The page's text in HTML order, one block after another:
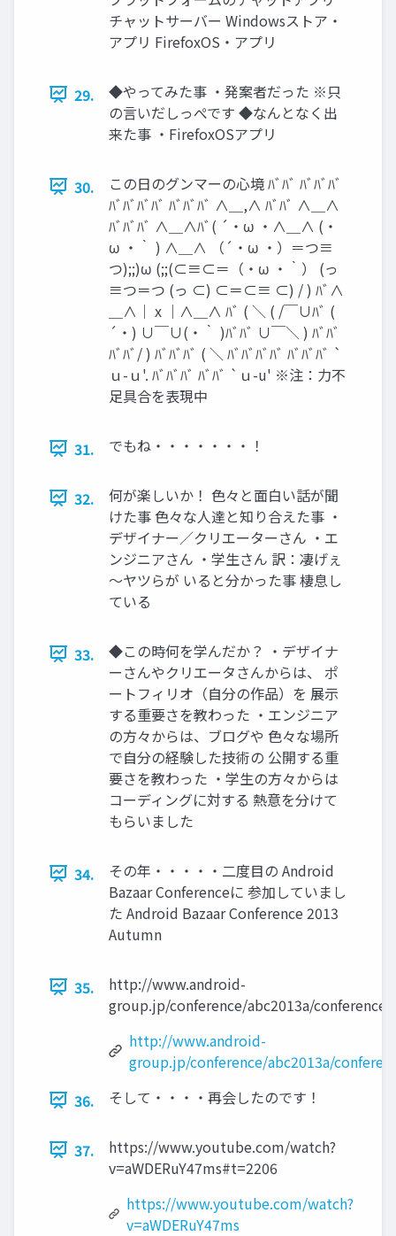
チャットサーバー Windowsストア・
アプリ FirefoxOS・アプリ
29.
◆やってみた事 ・発案者だった ※只
の言いだしっぺです ◆なんとなく出
来た事 ・FirefoxOSアプリ
30.
この日のグンマーの心境 ﾊﾞﾊﾞ ﾊﾞﾊﾞﾊﾞ
ﾊﾞﾊﾞﾊﾞﾊﾞ ﾊﾞﾊﾞﾊﾞ ∧＿,∧ ﾊﾞﾊﾞ ∧＿∧
ﾊﾞﾊﾞﾊﾞ ∧＿∧ﾊﾞ( ´・ω ・∧＿∧ (・
ω ・｀ ) ∧＿∧ （´・ω ・）＝つ≡
つ);;)ω (;;(⊂≡⊂＝（・ω ・｀） (っ
≡つ＝つ (っ ⊂) ⊂＝⊂≡ ⊂) / ) ﾊﾞ∧
＿∧｜ x ｜∧＿∧ ﾊﾞ ( ＼ ( /￣∪ﾊﾞ (
´・) ∪￣∪(・｀ )ﾊﾞﾊﾞ ∪￣＼ ) ﾊﾞﾊﾞ
ﾊﾞﾊﾞ/ ) ﾊﾞﾊﾞﾊﾞ ( ＼ ﾊﾞﾊﾞﾊﾞﾊﾞ ﾊﾞﾊﾞﾊﾞ `
ｕ-ｕ'. ﾊﾞﾊﾞﾊﾞ ﾊﾞﾊﾞ `ｕ-u' ※注：力不
足具合を表現中
31. でもね・・・・・・・！
32.
何が楽しいか！ 色々と面白い話が聞
けた事 色々な人達と知り合えた事 ・
デザイナー／クリエーターさん ・エ
ンジニアさん ・学生さん 訳：凄げぇ
～ヤツらが いると分かった事 棲息し
ている
33.
◆この時何を学んだか？ ・デザイナ
ーさんやクリエータさんからは、 ポ
ートフィリオ（自分の作品）を 展示
する重要さを教わった ・エンジニア
の方々からは、ブログや 色々な場所
で自分の経験した技術の 公開する重
要さを教わった ・学生の方々からは
コーディングに対する 熱意を分けて
もらいました
34.
その年・・・・・二度目の Android
Bazaar Conferenceに 参加していまし
た Android Bazaar Conference 2013
Autumn
35.
http://www.android-
group.jp/conference/abc2013a/
http://www.android-
group.jp/conference/abc2013a/
36.
そして・・・・再会したのです！
37.
https://www.youtube.com/watch?
v=aWDERuY47ms#t=2206
https://www.youtube.com/watch?
v=aWDERuY47ms